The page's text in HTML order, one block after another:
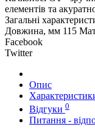
елементів та
Загальні
Довжина, мм 115
Facebook
Twitter
Опис
Відгуки 0
Питання -